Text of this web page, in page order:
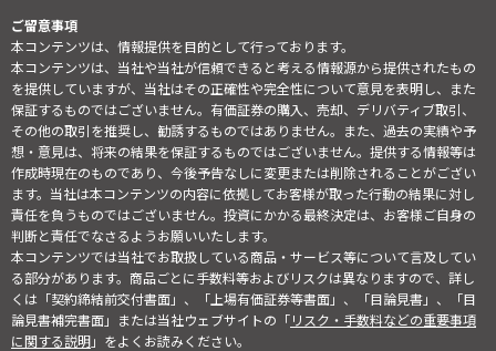
ご留意事項
本コンテンツは、情報提供を目的として行っております。
本コンテンツは、当社や当社が信頼できると考える情報源から提供されたもの
を提供していますが、当社はその正確性や完全性について意見を表明し、また
保証するものではございません。有価証券の購入、売却、デリバティブ取引、
その他の取引を推奨し、勧誘するものではありません。また、過去の実績や予
想・意見は、将来の結果を保証するものではございません。提供する情報等は
作成時現在のものであり、今後予告なしに変更または削除されることがござい
ます。当社は本コンテンツの内容に依拠してお客様が取った行動の結果に対し
責任を負うものではございません。投資にかかる最終決定は、お客様ご自身の
判断と責任でなさるようお願いいたします。
本コンテンツでは当社でお取扱している商品・サービス等について言及してい
る部分があります。商品ごとに手数料等およびリスクは異なりますので、詳し
くは「契約締結前交付書面」、「上場有価証券等書面」、「目論見書」、「目
論見書補完書面」または当社ウェブサイトの「リスク・手数料などの重要事項
に関する説明」をよくお読みください。